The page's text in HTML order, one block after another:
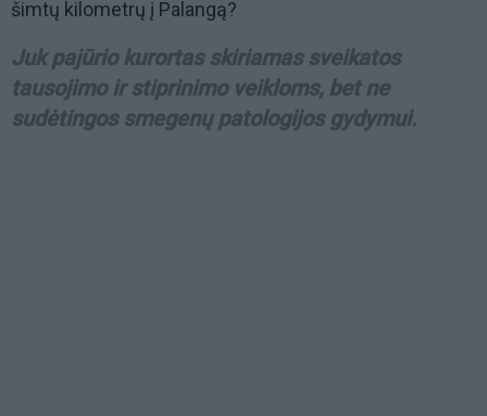
šimtų kilometrų į Palangą?
Juk pajūrio kurortas skiriamas sveikatos
tausojimo ir stiprinimo veikloms, bet ne
sudėtingos smegenų patologijos gydymui.